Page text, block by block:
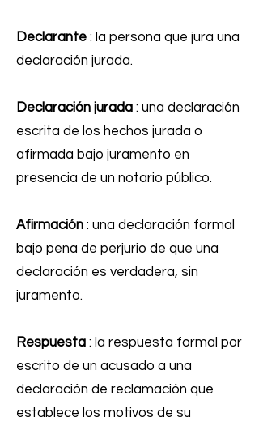
Declarante : la persona que jura una
declaración jurada.
Declaración jurada : una declaración
escrita de los hechos jurada o
afirmada bajo juramento en
presencia de un notario público.
Afirmación : una declaración formal
bajo pena de perjurio de que una
declaración es verdadera, sin
juramento.
Respuesta : la respuesta formal por
escrito de un acusado a una
declaración de reclamación que
establece los motivos de su